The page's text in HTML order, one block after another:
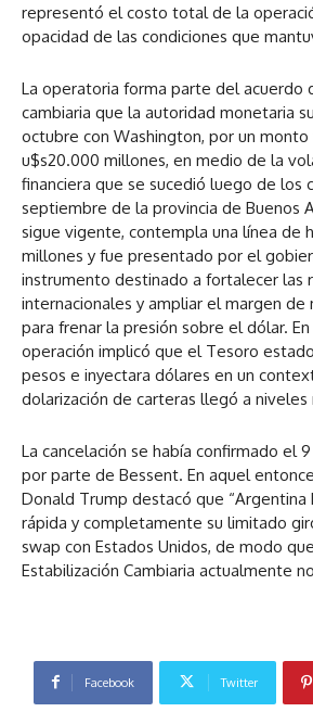
representó el costo total de la
opacidad de las condiciones que
La operatoria forma parte del acuerdo
cambiaria que la autoridad monetaria
octubre con Washington, por un
u$s20.000 millones, en medio de la
financiera que se sucedió luego de los
septiembre de la provincia de Buenos
sigue vigente, contempla una línea de
millones y fue presentado por el
instrumento destinado a fortalecer las
internacionales y ampliar el margen de
para frenar la presión sobre el dólar.
operación implicó que el Tesoro
pesos e inyectara dólares en un
dolarización de carteras llegó a niveles
La cancelación se había confirmado el
por parte de Bessent. En aquel
Donald Trump destacó que “Argentina
rápida y completamente su limitado
swap con Estados Unidos, de modo
Estabilización Cambiaria actualmente
Facebook Twitter